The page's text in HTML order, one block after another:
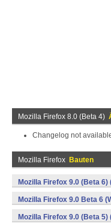
Mozilla Firefox 8.0 (Beta 4)
Changelog not
Mozilla Firefox Bauten
Mozilla Firefox 9.0 (Beta 6)
Mozilla Firefox 9.0 Beta 6
Mozilla Firefox 9.0 (Beta 5)